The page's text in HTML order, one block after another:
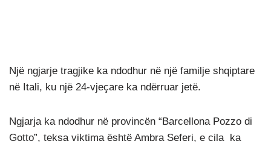
Një ngjarje tragjike ka ndodhur në një familje shqiptare
në Itali, ku një 24-vjeçare ka ndërruar jetë.
Ngjarja ka ndodhur në provincën “Barcellona Pozzo di
Gotto”, teksa viktima është Ambra Seferi, e cila ka